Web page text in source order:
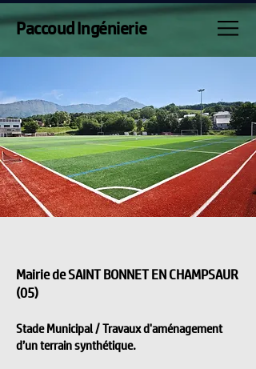
Paccoud Ingénierie
Mairie de SAINT BONNET EN CHAMPSAUR
(05)
Stade Municipal / Travaux d'aménagement
d’un terrain synthétique.